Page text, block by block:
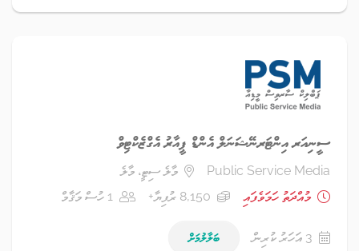
ސީނިއަރ އިންޓަރނޭޝަނަލް އެންޑް ޕީއާރު އެގްޒެކްޓިވް
Public Service Media
މާލެ ސިޓީ، މާލެ
މުއްދަތު ހަމަވެފައި
8,150 ރުފިޔާ+ 1 ހުސް މަޤާމް
3 އަހަރު ކުރިން ބަލާލުމަށް